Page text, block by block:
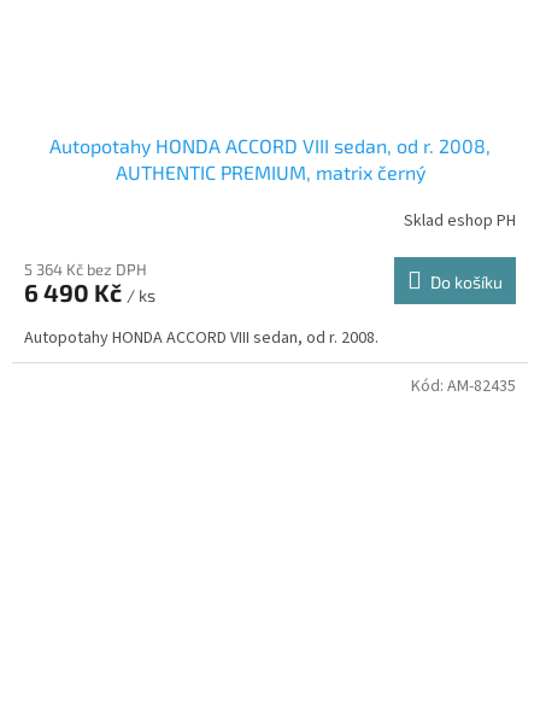
Autopotahy HONDA ACCORD VIII sedan, od r. 2008,
AUTHENTIC PREMIUM, matrix černý
Sklad eshop PH
5 364 Kč bez DPH
6 490 Kč / ks
Do košíku
Autopotahy HONDA ACCORD VIII sedan, od r. 2008.
Kód: AM-82435